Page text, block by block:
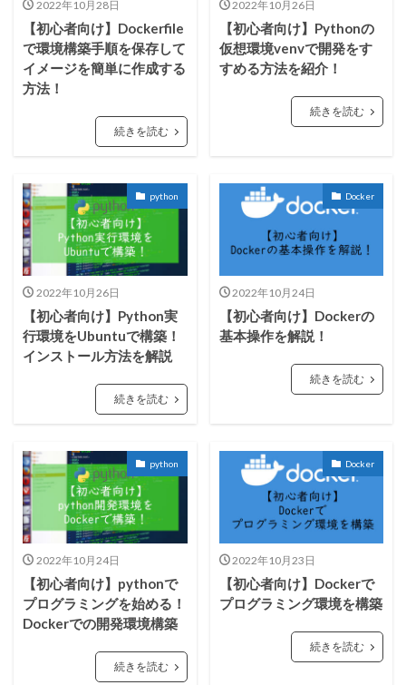
2022年10月28日
【初心者向け】Dockerfile
で環境構築手順を保存して
イメージを簡単に作成する
方法！
続きを読む
2022年10月26日
【初心者向け】Pythonの
仮想環境venvで開発をす
すめる方法を紹介！
続きを読む
python
2022年10月26日
【初心者向け】Python実
行環境をUbuntuで構築！
インストール方法を解説
続きを読む
Docker
2022年10月24日
【初心者向け】Dockerの
基本操作を解説！
続きを読む
python
2022年10月24日
【初心者向け】pythonで
プログラミングを始める！
Dockerでの開発環境構築
続きを読む
Docker
2022年10月23日
【初心者向け】Dockerで
プログラミング環境を構築
続きを読む